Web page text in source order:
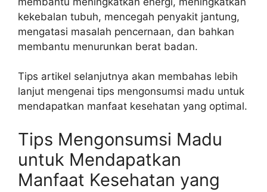
kekebalan tubuh, mencegah penyakit jantung,
mengatasi masalah pencernaan, dan bahkan
membantu menurunkan berat badan.
Tips artikel selanjutnya akan membahas lebih
lanjut mengenai tips mengonsumsi madu untuk
mendapatkan manfaat kesehatan yang optimal.
Tips Mengonsumsi Madu
untuk Mendapatkan
Manfaat Kesehatan yang